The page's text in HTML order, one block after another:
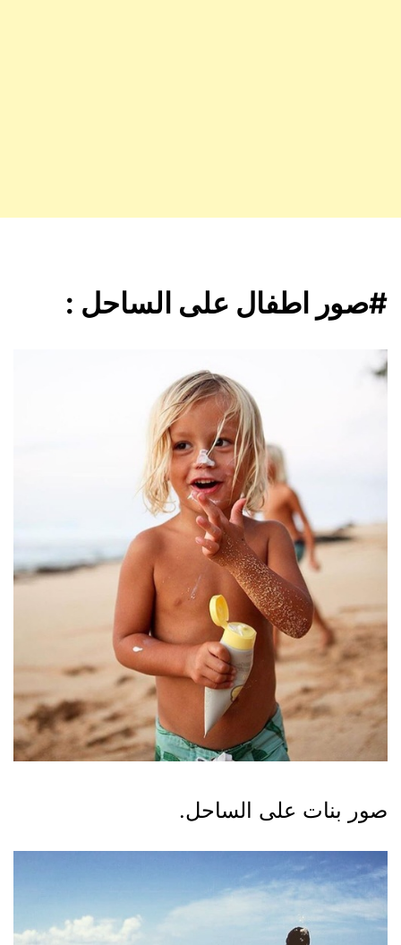
#صور اطفال على الساحل :
صور بنات على الساحل.